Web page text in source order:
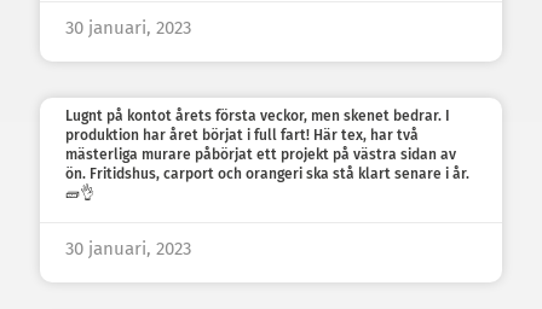
30 januari, 2023
Lugnt på kontot årets första veckor, men skenet bedrar. I
produktion har året börjat i full fart! Här tex, har två
mästerliga murare påbörjat ett projekt på västra sidan av
ön. Fritidshus, carport och orangeri ska stå klart senare i år.
🧱👌
30 januari, 2023